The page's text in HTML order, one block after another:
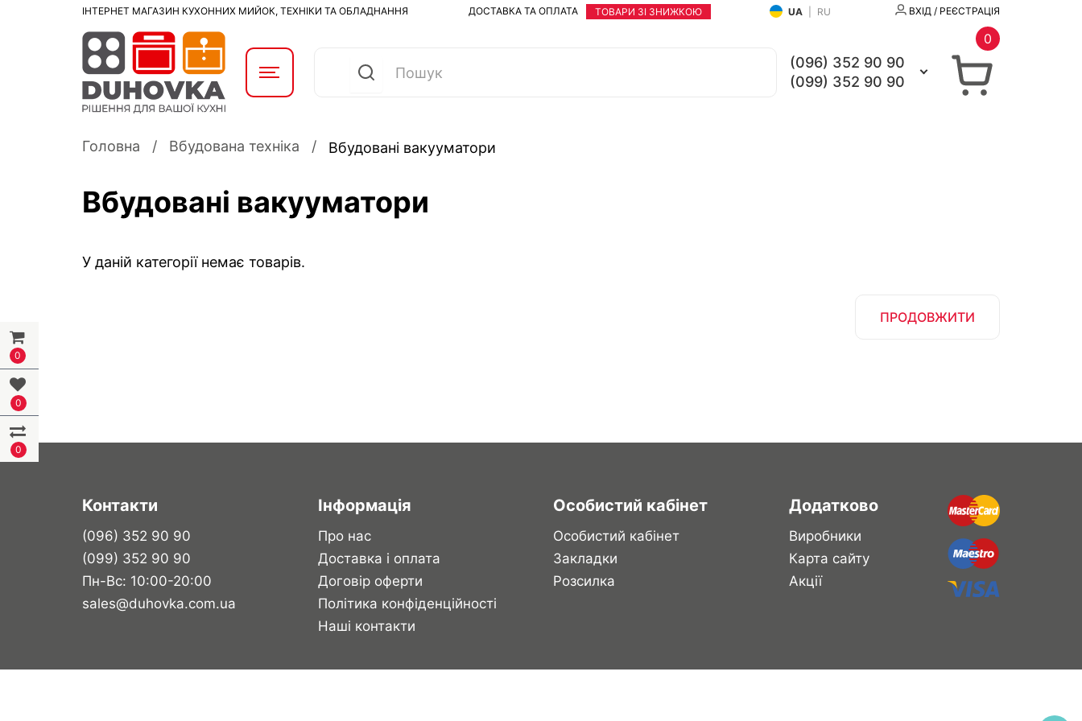
0
0
0
ІНТЕРНЕТ МАГАЗИН КУХОННИХ МИЙОК, ТЕХНІКИ ТА ОБЛАДНАННЯ ДОСТАВКА ТА ОПЛАТА ТОВАРИ ЗІ ЗНИЖКОЮ UA RU ВХІД / РЕЄСТРАЦІЯ
(096) 352 90 90
(099) 352 90 90
0
Головна Вбудована техніка Вбудовані вакууматори
Вбудовані вакууматори
У даній категорії немає товарів.
ПРОДОВЖИТИ
Контакти
(096) 352 90 90
(099) 352 90 90
Пн-Вс: 10:00-20:00
sales@duhovka.com.ua
Інформація
Про нас
Доставка і оплата
Договір оферти
Політика конфіденційності
Наші контакти
Особистий кабінет
Особистий кабінет
Закладки
Розсилка
Додатково
Виробники
Карта сайту
Акції